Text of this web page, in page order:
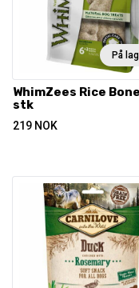
På
WhimZees Rice
stk
219 NOK